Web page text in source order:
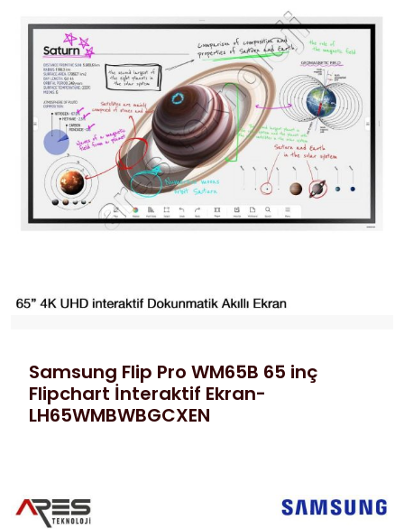
Samsung Flip Pro WM65B 65 inç
Flipchart İnteraktif Ekran-
LH65WMBWBGCXEN